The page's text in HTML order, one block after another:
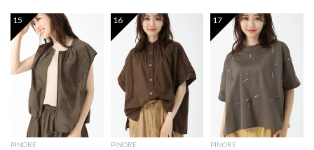
15
PINORE
16
PINORE
17
PINORE